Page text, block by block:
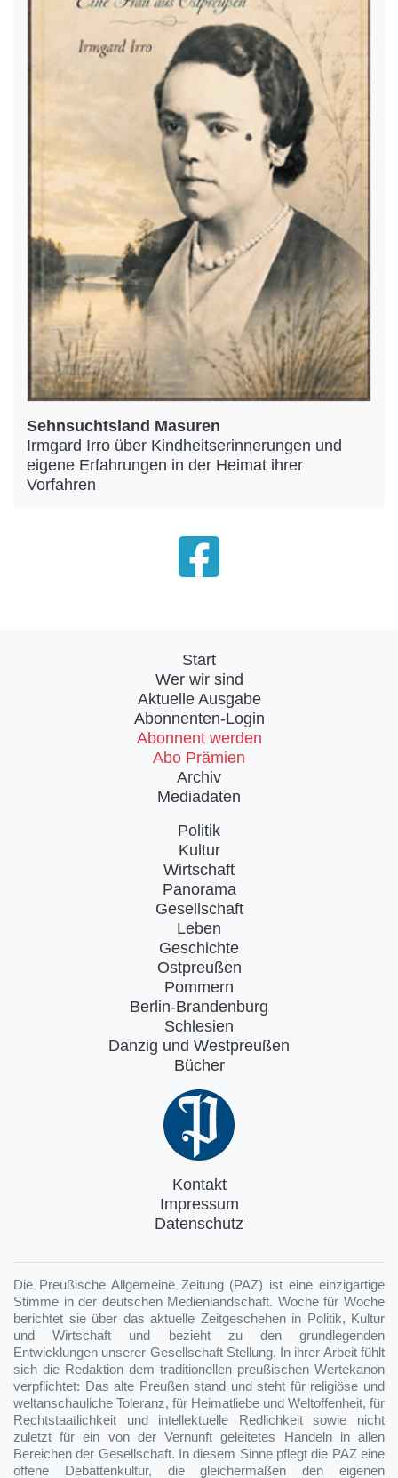
Sehnsuchtsland Masuren
Irmgard Irro über Kindheitserinnerungen und
eigene Erfahrungen in der Heimat ihrer
Vorfahren
Start
Wer wir sind
Aktuelle Ausgabe
Abonnenten-Login
Abonnent werden
Abo Prämien
Archiv
Mediadaten
Politik
Kultur
Wirtschaft
Panorama
Gesellschaft
Leben
Geschichte
Ostpreußen
Pommern
Berlin-Brandenburg
Schlesien
Danzig und Westpreußen
Bücher
Kontakt
Impressum
Datenschutz
Die Preußische Allgemeine Zeitung (PAZ) ist eine einzigartige
Stimme in der deutschen Medienlandschaft. Woche für Woche
berichtet sie über das aktuelle Zeitgeschehen in Politik, Kultur
und Wirtschaft und bezieht zu den grundlegenden
Entwicklungen unserer Gesellschaft Stellung. In ihrer Arbeit fühlt
sich die Redaktion dem traditionellen preußischen Wertekanon
verpflichtet: Das alte Preußen stand und steht für religiöse und
weltanschauliche Toleranz, für Heimatliebe und Weltoffenheit, für
Rechtstaatlichkeit und intellektuelle Redlichkeit sowie nicht
zuletzt für ein von der Vernunft geleitetes Handeln in allen
Bereichen der Gesellschaft. In diesem Sinne pflegt die PAZ eine
offene Debattenkultur, die gleichermaßen den eigenen